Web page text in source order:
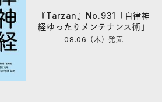
『Tarzan』No.931「自律神
経ゆったりメンテナンス術」
08.06（木）発売